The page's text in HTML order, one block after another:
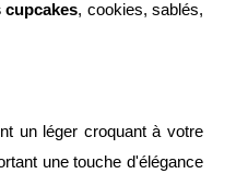
cupcakes, cookies, sablés,
un léger croquant à votre
une touche d'élégance